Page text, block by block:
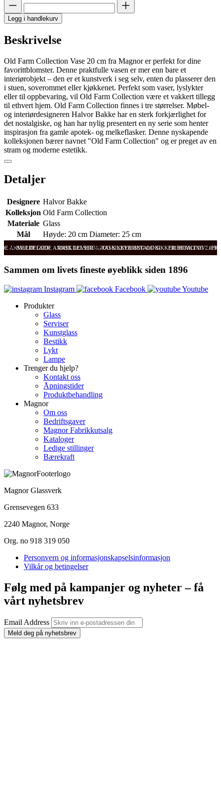
Legg i handlekurv
Beskrivelse
Old Farm Collection Vase 20 cm fra Magnor er perfekt for dine
favorittblomster. Denne praktfulle vasen er mer enn bare et
interiørobjekt – den er et kunstverk i seg selv, enten du plasserer den
i stuen, soverommet eller kjøkkenet. Perfekt som vaser, lyslykter
eller til oppbevaring, vil Old Farm Collection være et vakkert tillegg
til ethvert hjem. Old Farm Collection finnes i tre størrelser. Møbel-
og interiørdesigneren Halvor Bakke har en sterk forkjærlighet for
det nostalgiske, og han har nylig presentert en ny serie som henter
inspirasjon fra gamle apotek- og melkeflasker. Denne nyskapende
kolleksjonen bærer navnet "Old Farm Collection" og er preget av en
stram og moderne estetikk.
Detaljer
Designere Halvor Bakke
Kolleksjon Old Farm Collection
Materiale Glass
Mål
Høyde: 20 cm Diameter: 25 cm
ANMELDELSER RASK LEVERING OG SIKKER BETALING FRI FRAKT OVER
SVÆRT GODE ANMELDELSER RASK LEVERING OG SIKKER BETALING
Sammen om livets fineste øyeblikk siden 1896
Instagram Facebook
Youtube
Produkter
Glass
Serviser
Kunstglass
Bestikk
Lykt
Lampe
Trenger du hjelp?
Kontakt oss
Åpningstider
Produktbehandling
Magnor
Om oss
Bedriftsgaver
Magnor Fabrikkutsalg
Kataloger
Ledige stillinger
Bærekraft
Magnor Glassverk
Grensevegen 633
2240 Magnor, Norge
Org. no 918 319 050
Personvern og informasjonskapselsinformasjon
Vilkår og betingelser
Følg med på kampanjer og nyheter – få
vårt nyhetsbrev
Email Address
Meld deg på nyhetsbrev